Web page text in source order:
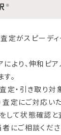
※
定がスピーディ
より、伸和ピ
。
定・引き取り対
査定にご対応い
して状態確認と
にご相談くださ